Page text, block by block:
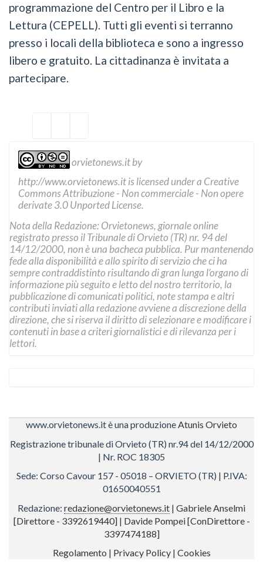
programmazione del Centro per il Libro e la
Lettura (CEPELL). Tutti gli eventi si terranno
presso i locali della biblioteca e sono a ingresso
libero e gratuito. La cittadinanza è invitata a
partecipare.
orvietonews.itby
http://www.orvietonews.itis licensed under a Creative
Commons Attribuzione - Non commerciale - Non opere
derivate 3.0 Unported License.
Nota della Redazione: Orvietonews, giornale online
registrato presso il Tribunale di Orvieto (TR) nr. 94 del
14/12/2000, non è una bacheca pubblica. Pur mantenendo
fede alla disponibilità e allo spirito di servizio che ci ha
sempre contraddistinto risultando di gran lunga l’organo di
informazione più seguito e letto del nostro territorio, la
pubblicazione di comunicati politici, note stampa e altri
contributi inviati alla redazione avviene a discrezione della
direzione, che si riserva il diritto di selezionare e modificare i
contenuti in base a criteri giornalistici e di rilevanza per i
lettori.
www.orvietonews.it è una produzioneAtunis Orvieto
Registrazione tribunale di Orvieto (TR) nr.94 del 14/12/2000
| Nr. ROC 18305
Sede: Corso Cavour 157 - 05018 – ORVIETO (TR) | P.IVA:
01650040551
Redazione: redazione@orvietonews.it | Gabriele Anselmi
[Direttore - 3392619440]| Davide Pompei [ConDirettore -
3397474188]
Regolamento | Privacy Policy| Cookies